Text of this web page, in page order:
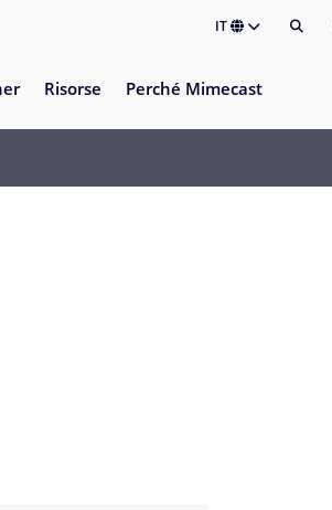
IT
Risorse Perché Mimecast